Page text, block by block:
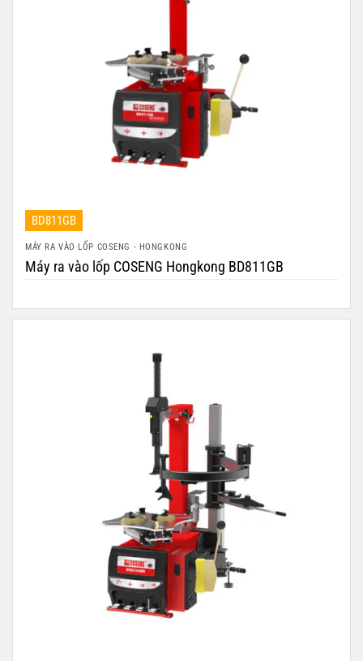
BD811GB
MÁY RA VÀO LỐP COSENG - HONGKONG
Máy ra vào lốp COSENG Hongkong BD811GB